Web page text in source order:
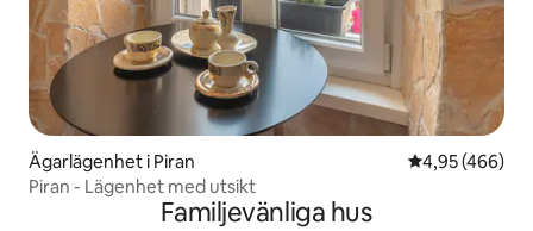
Ägarlägenhet i Piran 4,95 av 5 i
4,95 (466)
Piran - Lägenhet med utsikt
Familjevänliga hus